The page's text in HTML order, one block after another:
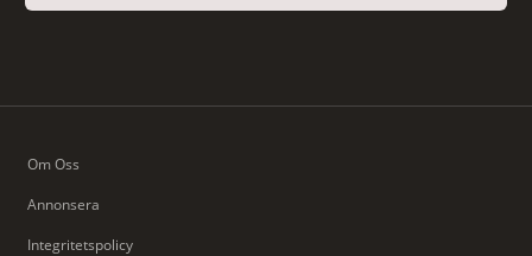
Om Oss
Annonsera
Integritetspolicy